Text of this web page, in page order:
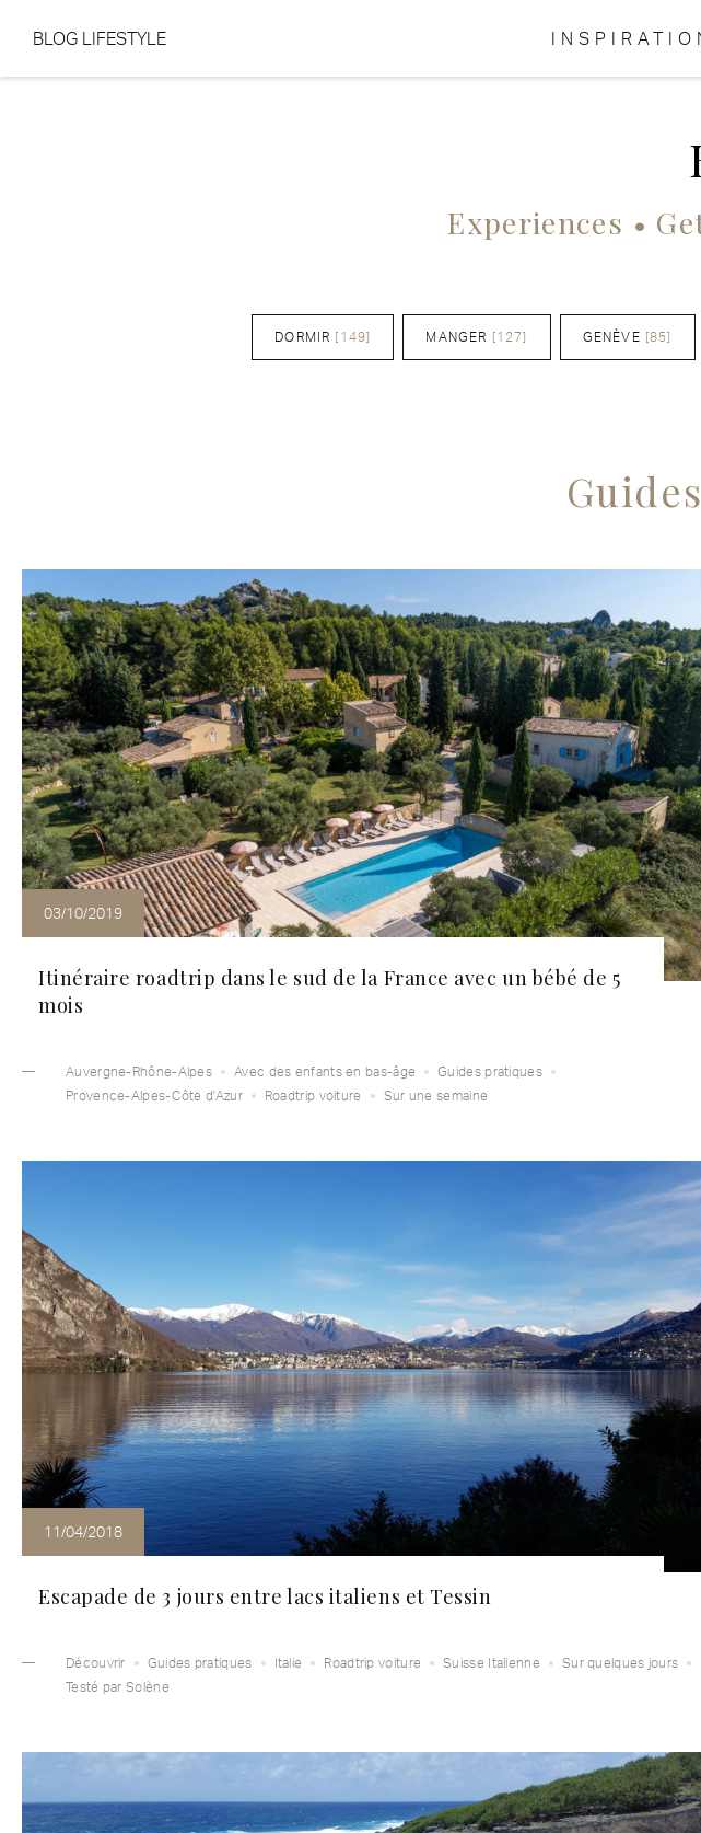
Aller au contenu
Aller au menu
BLOG LIFESTYLE
Experiences •
DORMIR [149] MANGER [127] GENÈVE [85]
03/10/2019
Itinéraire roadtrip dans le sud de la France avec un bébé de 5
mois
Auvergne-Rhône-Alpes Avec des enfants en bas-âge
Guides pratiques
Provence-Alpes-Côte d'Azur
Roadtrip voiture Sur une semaine
11/04/2018
Escapade de 3 jours entre lacs italiens et Tessin
Découvrir Guides pratiques Italie Roadtrip voiture Suisse Italienne
Sur quelques jours
Testé par Solène